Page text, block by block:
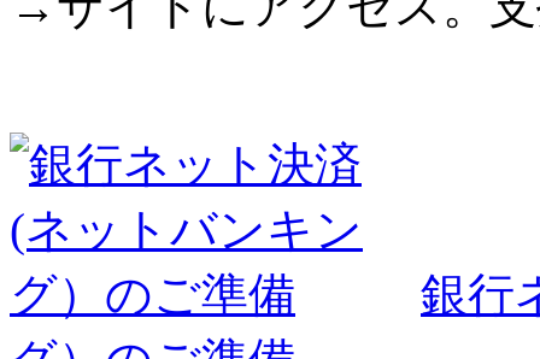
銀行